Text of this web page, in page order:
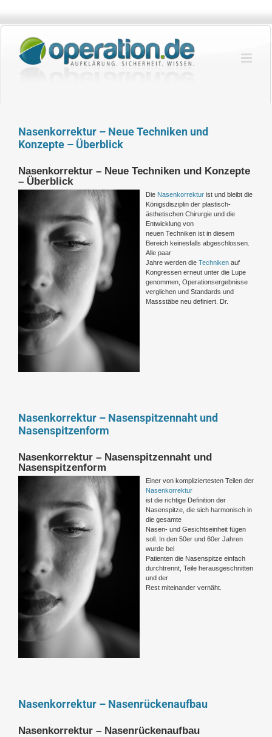
springen
Nasenkorrektur – Neue Techniken und
Konzepte – Überblick
Nasenkorrektur – Neue Techniken und Konzepte
– Überblick
Die Nasenkorrektur ist und bleibt die
Königsdisziplin der plastisch-
ästhetischen Chirurgie und die
Entwicklung von
neuen Techniken ist in diesem
Bereich keinesfalls abgeschlossen.
Alle paar
Jahre werden die Techniken auf
Kongressen erneut unter die Lupe
genommen, Operationsergebnisse
verglichen und Standards und
Massstäbe neu definiert. Dr.
Nasenkorrektur – Nasenspitzennaht und
Nasenspitzenform
Nasenkorrektur – Nasenspitzennaht und
Nasenspitzenform
Einer von kompliziertesten Teilen der
Nasenkorrektur
ist die richtige Definition der
Nasenspitze, die sich harmonisch in
die gesamte
Nasen- und Gesichtseinheit fügen
soll. In den 50er und 60er Jahren
wurde bei
Patienten die Nasenspitze einfach
durchtrennt, Teile herausgeschnitten
und der
Rest miteinander vernäht.
Nasenkorrektur – Nasenrückenaufbau
Nasenkorrektur – Nasenrückenaufbau